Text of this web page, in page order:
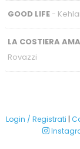
GOOD LIFE-
LA COSTIERA
Rovazzi
Login / Registrati |